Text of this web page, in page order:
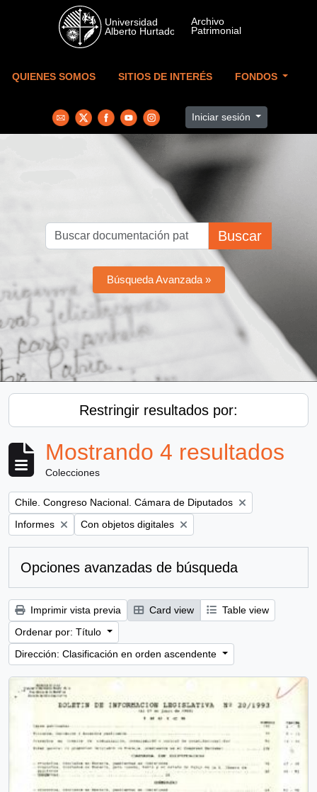
Skip to main content
QUIENES SOMOS SITIOS DE INTERÉS FONDOS
Iniciar sesión
Buscar
Búsqueda Avanzada »
Restringir resultados por:
Mostrando 4 resultados
Colecciones
Remove filter:
Chile. Congreso Nacional. Cámara de Diputados
Remove filter:
Informes Remove filter:
Con objetos digitales
Opciones avanzadas de búsqueda
Imprimir vista previa Card view
Table view
Ordenar por: Título
Dirección: Clasificación en orden ascendente